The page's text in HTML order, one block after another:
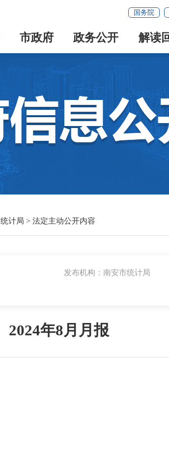
国务院
市政府 政务公开 解读
统计局 > 法定主动公开内容
发布机构：南安市统计局
2024年8月月报